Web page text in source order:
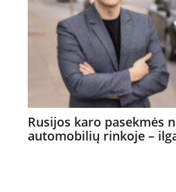
Rusijos karo pasekmės
automobilių rinkoje –